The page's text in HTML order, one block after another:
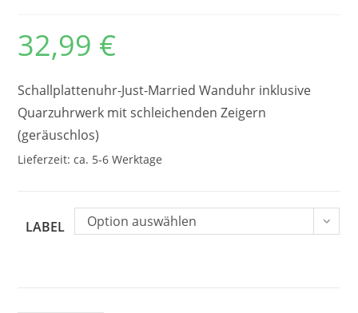
32,99 €
Schallplattenuhr-Just-Married Wanduhr inklusive
Quarzuhrwerk mit schleichenden Zeigern
(geräuschlos)
Lieferzeit:ca. 5-6 Werktage
LABEL Option auswählen